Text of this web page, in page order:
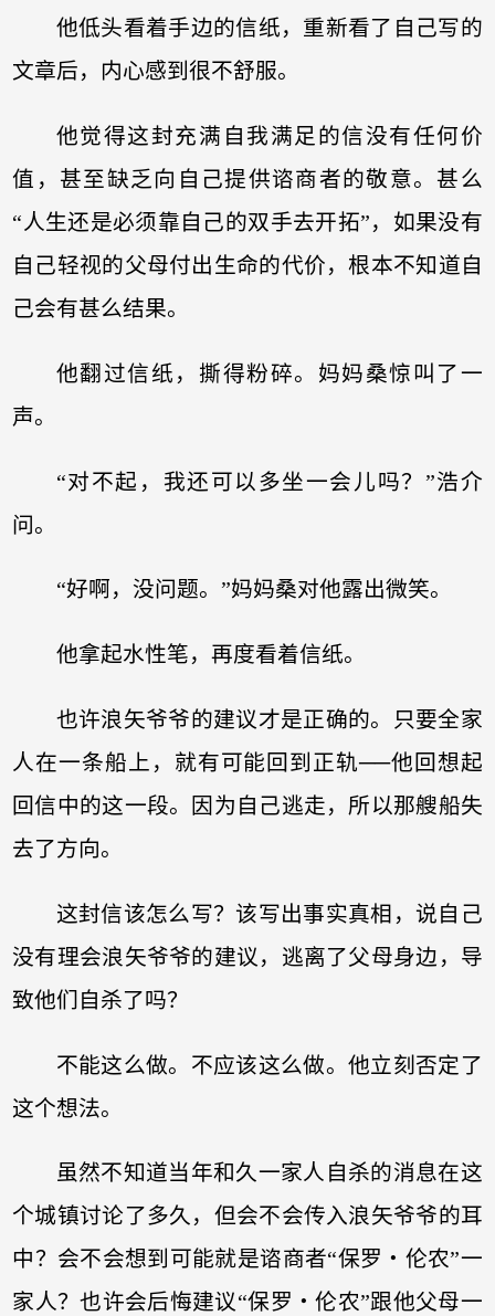
他低头看着手边的信纸，重新看了自己写的
文章后，内心感到很不舒服。
他觉得这封充满自我满足的信没有任何价
值，甚至缺乏向自己提供谘商者的敬意。甚么
“人生还是必须靠自己的双手去开拓”，如果没有
自己轻视的父母付出生命的代价，根本不知道自
己会有甚么结果。
他翻过信纸，撕得粉碎。妈妈桑惊叫了一
声。
“对不起，我还可以多坐一会儿吗？”浩介
问。
“好啊，没问题。”妈妈桑对他露出微笑。
他拿起水性笔，再度看着信纸。
也许浪矢爷爷的建议才是正确的。只要全家
人在一条船上，就有可能回到正轨──他回想起
回信中的这一段。因为自己逃走，所以那艘船失
去了方向。
这封信该怎么写？该写出事实真相，说自己
没有理会浪矢爷爷的建议，逃离了父母身边，导
致他们自杀了吗？
不能这么做。不应该这么做。他立刻否定了
这个想法。
虽然不知道当年和久一家人自杀的消息在这
个城镇讨论了多久，但会不会传入浪矢爷爷的耳
中？会不会想到可能就是谘商者“保罗‧伦农”一
家人？也许会后悔建议“保罗‧伦农”跟他父母一